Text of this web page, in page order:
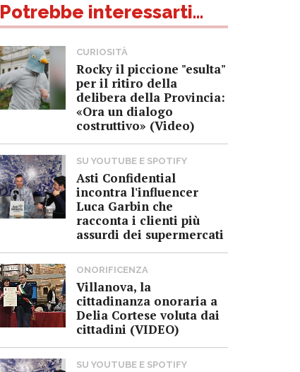
Potrebbe interessarti...
CURIOSITÀ
Rocky il piccione "esulta"
per il ritiro della
delibera della Provincia:
«Ora un dialogo
costruttivo» (Video)
SU YOUTUBE E SPOTIFY
Asti Confidential
incontra l'influencer
Luca Garbin che
racconta i clienti più
assurdi dei supermercati
ONORIFICENZA
Villanova, la
cittadinanza onoraria a
Delia Cortese voluta dai
cittadini (VIDEO)
SU YOUTUBE E SPOTIFY